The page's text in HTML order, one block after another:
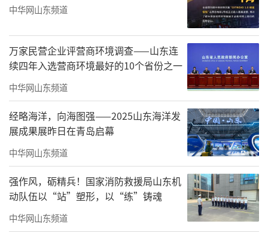
一个ID名为“喵星人也吃瓜”的博主发帖展示
多人手持身份证的照片，图片显示是在举报徐
峥“参与传销”，反对他参与录制浙江卫视最
新的综艺节目“青春环游记”。
据浙江省政府网站“浙江省民呼我为统一
平台”消息，由于多位网民留言不建议艺人徐
峥作为嘉宾参加“青春环游记”节目，浙江广
播电视集团回复称，徐峥未被定性为劣迹艺
人，邀请徐峥作为节目嘉宾已获主管单位批
准，同时浙江卫视将密切跟踪了解艺人情况。
目前有传言称徐峥可能退出录制，由另外一名
中华网山东频道
万家民营企业评营商环境调查——山东连
续四年入选营商环境最好的10个省份之一
中华网山东频道
经略海洋，向海图强——2025山东海洋发
展成果展昨日在青岛启幕
中华网山东频道
强作风，砺精兵！国家消防救援局山东机
动队伍以“站”塑形，以“练”铸魂
中华网山东频道